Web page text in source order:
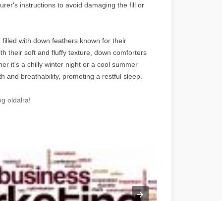
instructions to avoid damaging the fill or
with down feathers known for their
their soft and fluffy texture, down comforters
it's a chilly winter night or a cool summer
and breathability, promoting a restful sleep.
oldalra!